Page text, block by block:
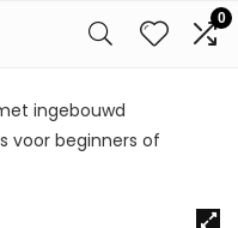
0
ingebouwd
voor beginners of